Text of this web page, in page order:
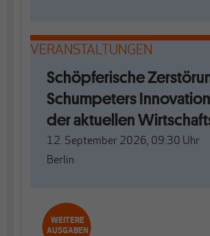
VERANSTALTUNGEN
Schöpferische
Schumpeters
der aktuellen
12. September 2026, 09:30 Uhr
Berlin
WEITERE
AUSGABEN